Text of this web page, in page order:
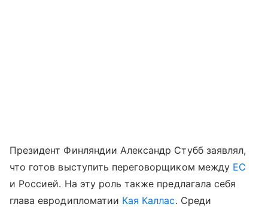
Президент Финляндии Александр Стубб заявлял,
что готов выступить переговорщиком между ЕС
и Россией. На эту роль также предлагала себя
глава евродипломатии Кая Каллас. Среди